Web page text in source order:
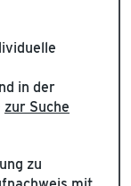
in der
zur Suche
zu